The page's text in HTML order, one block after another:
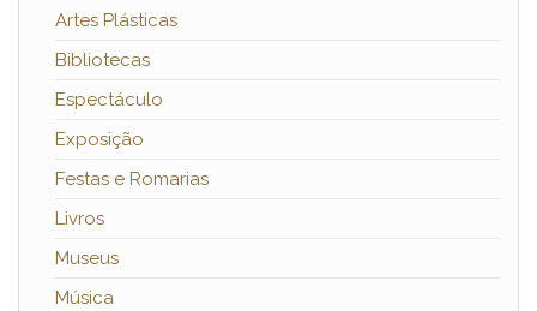
Artes Plásticas
Bibliotecas
Espectáculo
Exposição
Festas e Romarias
Livros
Museus
Música